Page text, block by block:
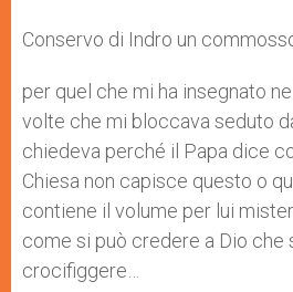
Conservo di Indro un
per quel che mi ha insegnato
volte che mi bloccava seduto
chiedeva perché il Papa dice
Chiesa non capisce questo o
contiene il volume per lui
come si può credere a Dio che
crocifiggere…